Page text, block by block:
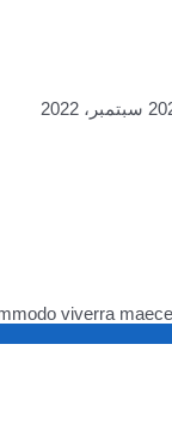
viverra